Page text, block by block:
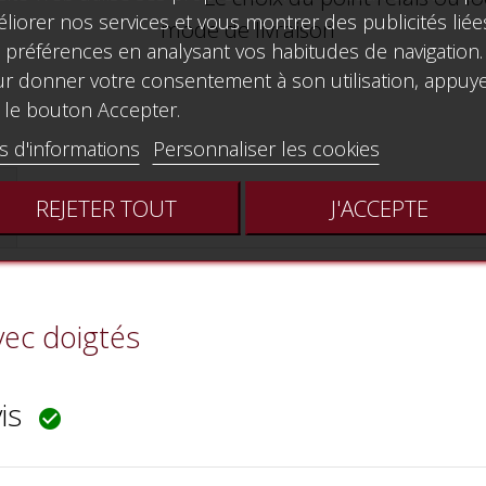
mode de livraison
doigtés

nos services et vous montrer des publicités
préférences en analysant vos habitudes de navigation.
donner votre consentement à son utilisation,
bouton Accepter.
d'informations
Personnaliser les cookies
REJETER TOUT J'ACCEPTE